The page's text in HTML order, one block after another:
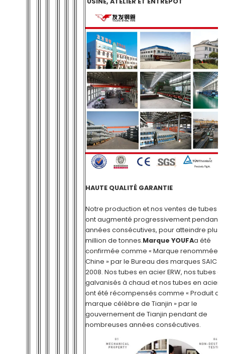
HAUTE QUALITÉ GARANTIE
Notre production et nos ventes de tubes
ont augmenté progressivement pendant
années consécutives, pour atteindre plus
million de tonnes.Marque YOUFAa été
confirmée comme « Marque renommée
Chine » par le Bureau des marques SAIC
2008. Nos tubes en acier ERW, nos tubes
galvanisés à chaud et nos tubes en acier
ont été récompensés comme « Produit de
marque célèbre de Tianjin » par le
gouvernement de Tianjin pendant de
nombreuses années consécutives.